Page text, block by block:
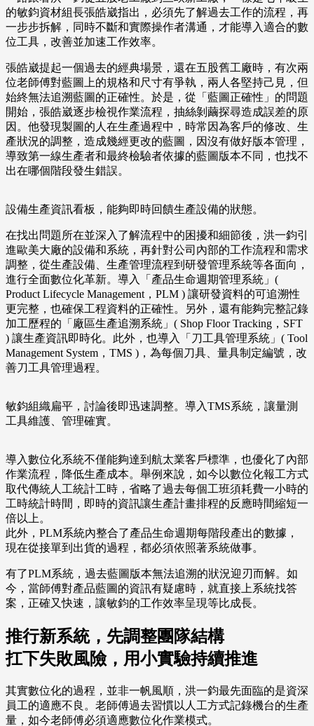
的敏鈞資材組長張皓崴指出，必須先了解過去工作的流程，再
一步步拆解，同時不斷和實際操作者溝通，才能導入適合的數
位工具，改善並加速工作效率。
張皓崴提起一個過去的經典場景，還在五股舊工廠時，有次兩
位老師傅對藍圖上的規格和尺寸有爭執，兩人各堅持己見，但
始終無法追溯藍圖的正確性。於是，從「藍圖正確性」的問題
開始，張皓崴逐步檢視作業流程，抽絲剝繭探尋造成誤差的原
因。他發現製圖的人在生產過程中，時常因為客戶的修改、生
產狀況的調整，造成幾經更改的藍圖，因沒有做好版本管理，
導致第一線生產者和最終檢驗者依據的藍圖版本不同，也找不
出在哪個階段發生錯誤。
設備生產資訊看板，能夠即時回饋生產設備的狀態。
在找出問題所在並深入了解流程中的困擾和細節後，洪一鈞引
進歐美大廠的設備和系統，再針對公司內部的工作流程和需求
調整，從生產設備、生產管理流程到研發管理系統等各面向，
進行全面數位化革新。導入「產品生命週期管理系統」(
Product Lifecycle Management，PLM ) 讓研發資料的可追溯性
更完整，也確保工程資料的正確性。另外，還有能夠完整記錄
加工歷程的「廠區生產追溯系統」( Shop Floor Tracking，SFT
) 讓生產資訊即時化。此外，也導入「刀工具管理系統」( Tool
Management System，TMS )，為每個刀具、量具制定編號，改
善刀工具管理過程。
敏鈞組織扁平，討論後即迅速調整。導入TMS系統，讓量測
工具維護、管理確實。
導入數位化系統不僅能夠達到航太業客戶標準，也優化了內部
作業流程，降低生產成本。舉例來說，如今以數位化報工方式
取代傳統人工統計工時，省略了過去每個工班須耗費一小時的
工時統計時間，即時的資訊讓生產計畫排程的反應時間縮短一
倍以上。
此外，PLM系統內整合了產品生命週期每階段產出的數據，
現在從接單到出貨的過程，都必須依照著系統做事。
有了PLM系統，過去藍圖版本無法追溯的狀況迎刃而解。如
今，當師傅對產品藍圖的資訊有疑慮時，就直接上系統找答
案，正確又快速，讓敏鈞的工作效率呈現等比成長。
推行新系統，先調整團隊結構
扛下失敗風險，用小實驗持續推進
其實數位化的過程，並非一帆風順，洪一鈞最先面臨的是資深
員工的適應不良。老師傅過去習慣以人工方式記錄機台的生產
量，如今老師傅必須適應數位化作業模式。